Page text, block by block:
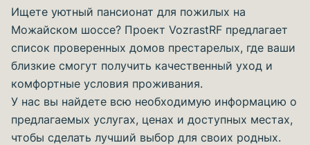
Ищете уютный пансионат для пожилых на
Можайском шоссе? Проект VozrastRF предлагает
список проверенных домов престарелых, где ваши
близкие смогут получить качественный уход и
комфортные условия проживания.
У нас вы найдете всю необходимую информацию о
предлагаемых услугах, ценах и доступных местах,
чтобы сделать лучший выбор для своих родных.